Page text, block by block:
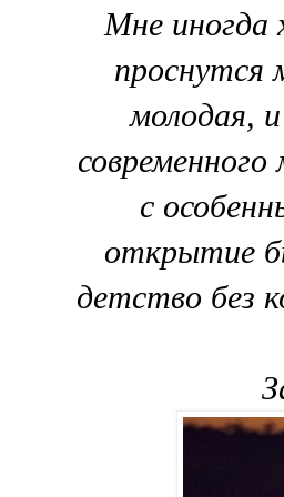
Мне иногда
проснутся
молодая,
с
открытие
детство без